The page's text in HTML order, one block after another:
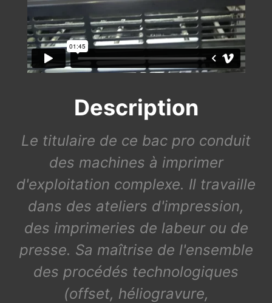
Description
Le titulaire de ce bac pro conduit
des machines à imprimer
d'exploitation complexe. Il travaille
dans des ateliers d'impression,
des imprimeries de labeur ou de
presse. Sa maîtrise de l'ensemble
des procédés technologiques
(offset, héliogravure,